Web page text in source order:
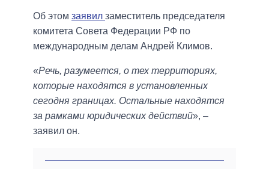
Об этом заявил заместитель председателя
комитета Совета Федерации РФ по
международным делам Андрей Климов.
«Речь, разумеется, о тех территориях,
которые находятся в установленных
сегодня границах. Остальные находятся
за рамками юридических действий», –
заявил он.